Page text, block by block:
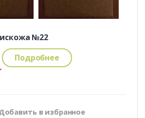
№22
Подробнее
в избранное